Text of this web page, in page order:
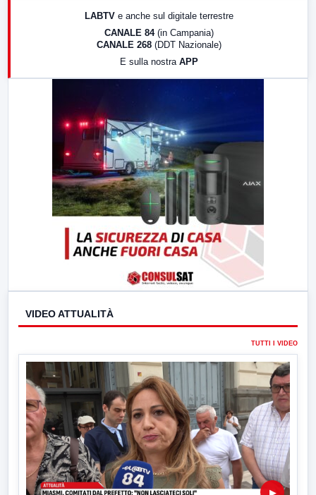
LABTV e anche sul digitale terrestre
CANALE 84 (in Campania)
CANALE 268 (DDT Nazionale)
E sulla nostra APP
VIDEO ATTUALITÀ
TUTTI I VIDEO
▶